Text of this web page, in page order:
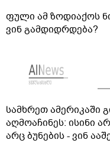
ფული ამ ზოდიაქოს
ვინ გამდიდრდება?
სამხრეთ ამერიკაში
აღმოაჩინეს: ისინი
არც ბუნების - ვინ